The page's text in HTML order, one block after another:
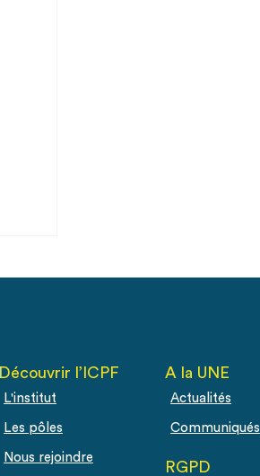
Découvrir l’ICPF
L'institut
Les pôles
Nous rejoindre
A la UNE
Actualités
Communiqués
RGPD